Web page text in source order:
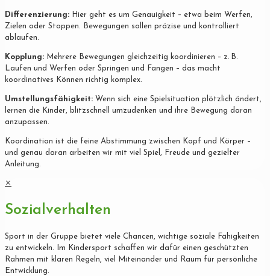
Differenzierung: Hier geht es um Genauigkeit – etwa beim Werfen,
Zielen oder Stoppen. Bewegungen sollen präzise und kontrolliert
ablaufen.
Kopplung: Mehrere Bewegungen gleichzeitig koordinieren – z. B.
Laufen und Werfen oder Springen und Fangen – das macht
koordinatives Können richtig komplex.
Umstellungsfähigkeit: Wenn sich eine Spielsituation plötzlich ändert,
lernen die Kinder, blitzschnell umzudenken und ihre Bewegung daran
anzupassen.
Koordination ist die feine Abstimmung zwischen Kopf und Körper –
und genau daran arbeiten wir mit viel Spiel, Freude und gezielter
Anleitung.
✕
Sozialverhalten
Sport in der Gruppe bietet viele Chancen, wichtige soziale Fähigkeiten
zu entwickeln. Im Kindersport schaffen wir dafür einen geschützten
Rahmen mit klaren Regeln, viel Miteinander und Raum für persönliche
Entwicklung.